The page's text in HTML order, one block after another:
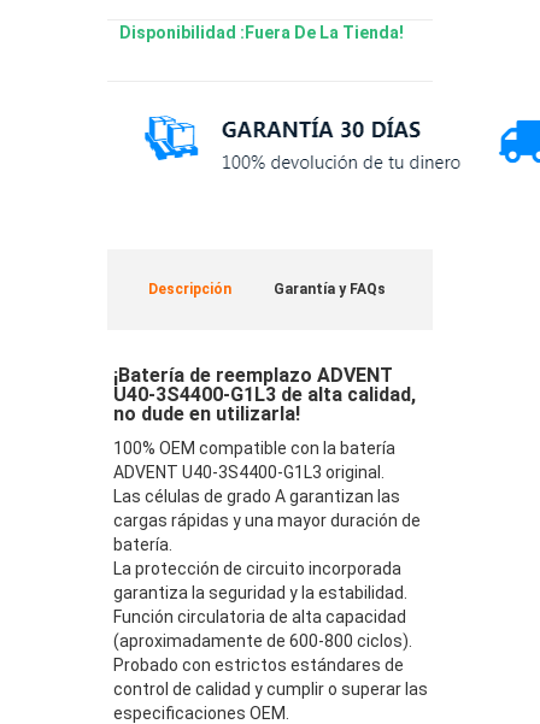
Disponibilidad :Fuera De La Tienda!
Descripción Garantía y FAQs
¡Batería de reemplazo ADVENT
U40-3S4400-G1L3 de alta calidad,
no dude en utilizarla!
100% OEM compatible con la batería
ADVENT U40-3S4400-G1L3 original.
Las células de grado A garantizan las
cargas rápidas y una mayor duración de
batería.
La protección de circuito incorporada
garantiza la seguridad y la estabilidad.
Función circulatoria de alta capacidad
(aproximadamente de 600-800 ciclos).
Probado con estrictos estándares de
control de calidad y cumplir o superar las
especificaciones OEM.